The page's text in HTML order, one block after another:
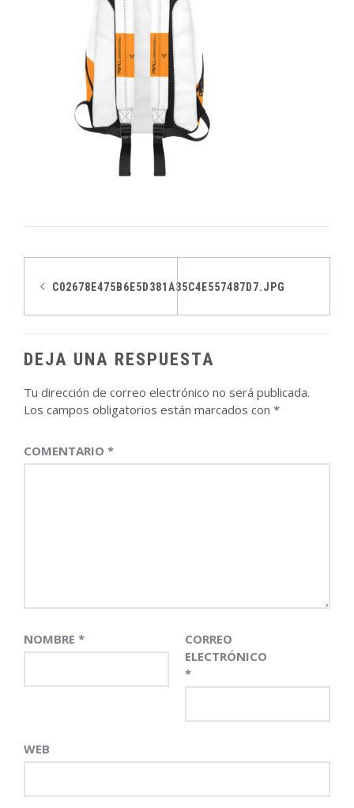
Navegación
de
entradas
C02678E475B6E5D381A35C4E557487D7.JPG
DEJA UNA RESPUESTA
Tu dirección de correo electrónico no será publicada.
Los campos obligatorios están marcados con *
COMENTARIO *
NOMBRE *
CORREO
ELECTRÓNICO
*
WEB